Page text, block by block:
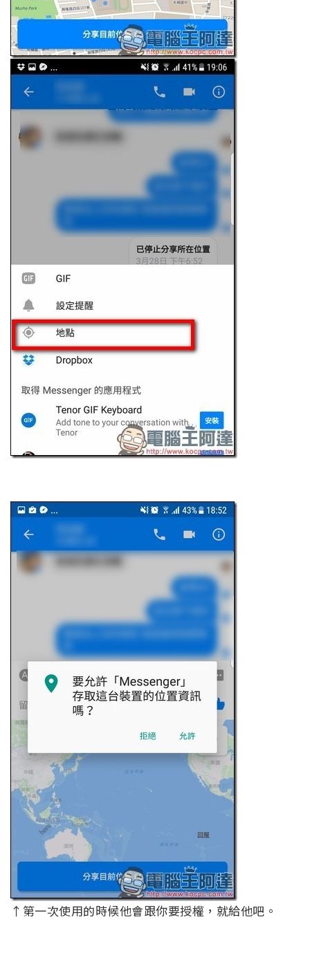
↑第一次使用的時候他會跟你要授權，就給他吧。